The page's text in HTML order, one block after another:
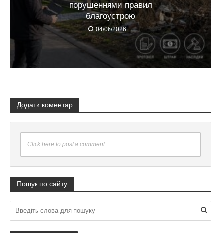
порушеннями правил
благоустрою
04/06/2026
Додати коментар
Click here to post a comment
Пошук по сайту